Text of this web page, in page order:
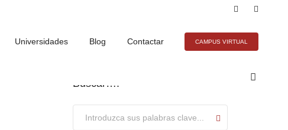
Universidades Blog Contactar CAMPUS VIRTUAL
Buscar….